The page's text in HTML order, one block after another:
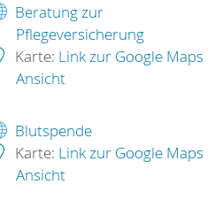
Beratung zur
Pflegeversicherung
Karte: Link zur Google Maps
Ansicht
Blutspende
Karte: Link zur Google Maps
Ansicht